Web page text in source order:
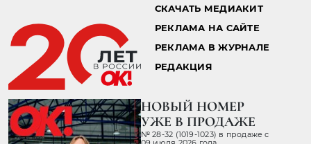
СКАЧАТЬ МЕДИАКИТ
РЕКЛАМА НА САЙТЕ
РЕКЛАМА В ЖУРНАЛЕ
РЕДАКЦИЯ
НОВЫЙ НОМЕР
УЖЕ В ПРОДАЖЕ
№ 28-32 (1019-1023) в продаже с